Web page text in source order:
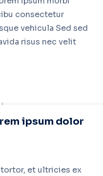
consectetur
vehicula Sed sed
risus nec velit
ipsum dolor
et ultricies ex